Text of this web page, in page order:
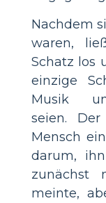
Nachdem
waren,
Schatz los
einzige
Musik
seien.
Mensch
darum,
zunächst
meinte,